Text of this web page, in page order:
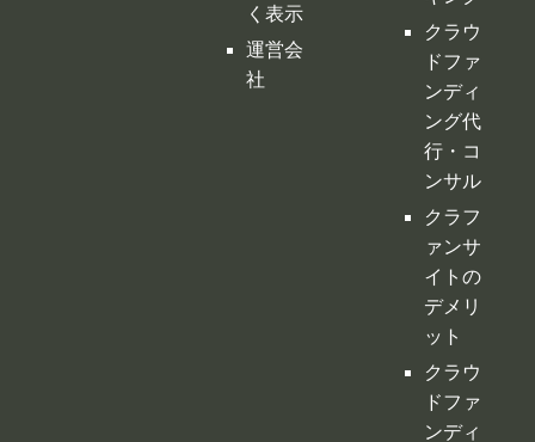
クラフ
ァンサ
イトの
デメリ
ット
クラウ
ドファ
ンディ
ングの
税金
購入型
クラウ
ドファ
ンディ